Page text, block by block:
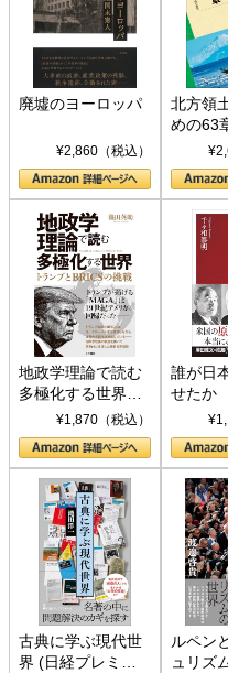
廃墟のヨーロッパ
¥2,860（税込）
北方領
めの63
地政学理論で読む
多極化する世界：
トランプとBRICS
の挑戦
¥1,870（税込）
誰が日
せたか
下、ソ
して聖
書)
古典に学ぶ現代世
界 (日経プレミア
ルペン
ュリズ